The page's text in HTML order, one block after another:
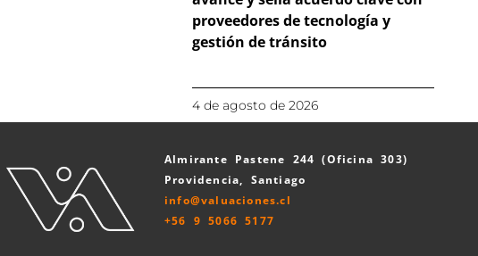
proveedores de tecnología y
gestión de tránsito
4 de agosto de 2026
Almirante Pastene 244 (Oficina 303)
Providencia, Santiago
info@valuaciones.cl
+56 9 5066 5177